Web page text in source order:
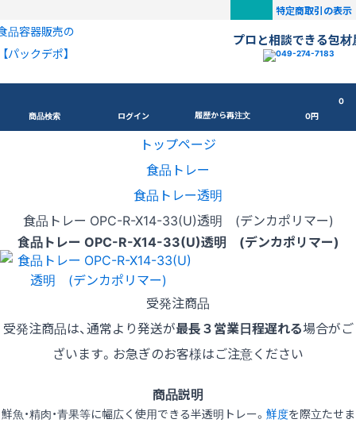
特定商取引の表示
品容器販売の
【パックデポ】
プロと相談できる包材
商品検索 ログイン 履歴から再注文
0
0円
トップページ
食品トレー
食品トレー透明
食品トレー OPC-R-X14-33(U)透明 (デンカポリマー)
食品トレー OPC-R-X14-33(U)透明 (デンカポリマー)
受発注商品
受発注商品は、通常より発送が最長３営業日程遅れる場合がご
ざいます。お急ぎのお客様はご注意ください
商品説明
鮮魚・精肉・青果等に幅広く使用できる半透明トレー。 鮮度を際立たせま